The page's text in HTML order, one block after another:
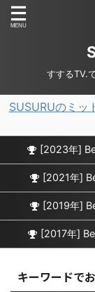
すするTV.
SUSURUのミッ
[2023年]
[2021年]
[2019年]
[2017年]
キーワードで